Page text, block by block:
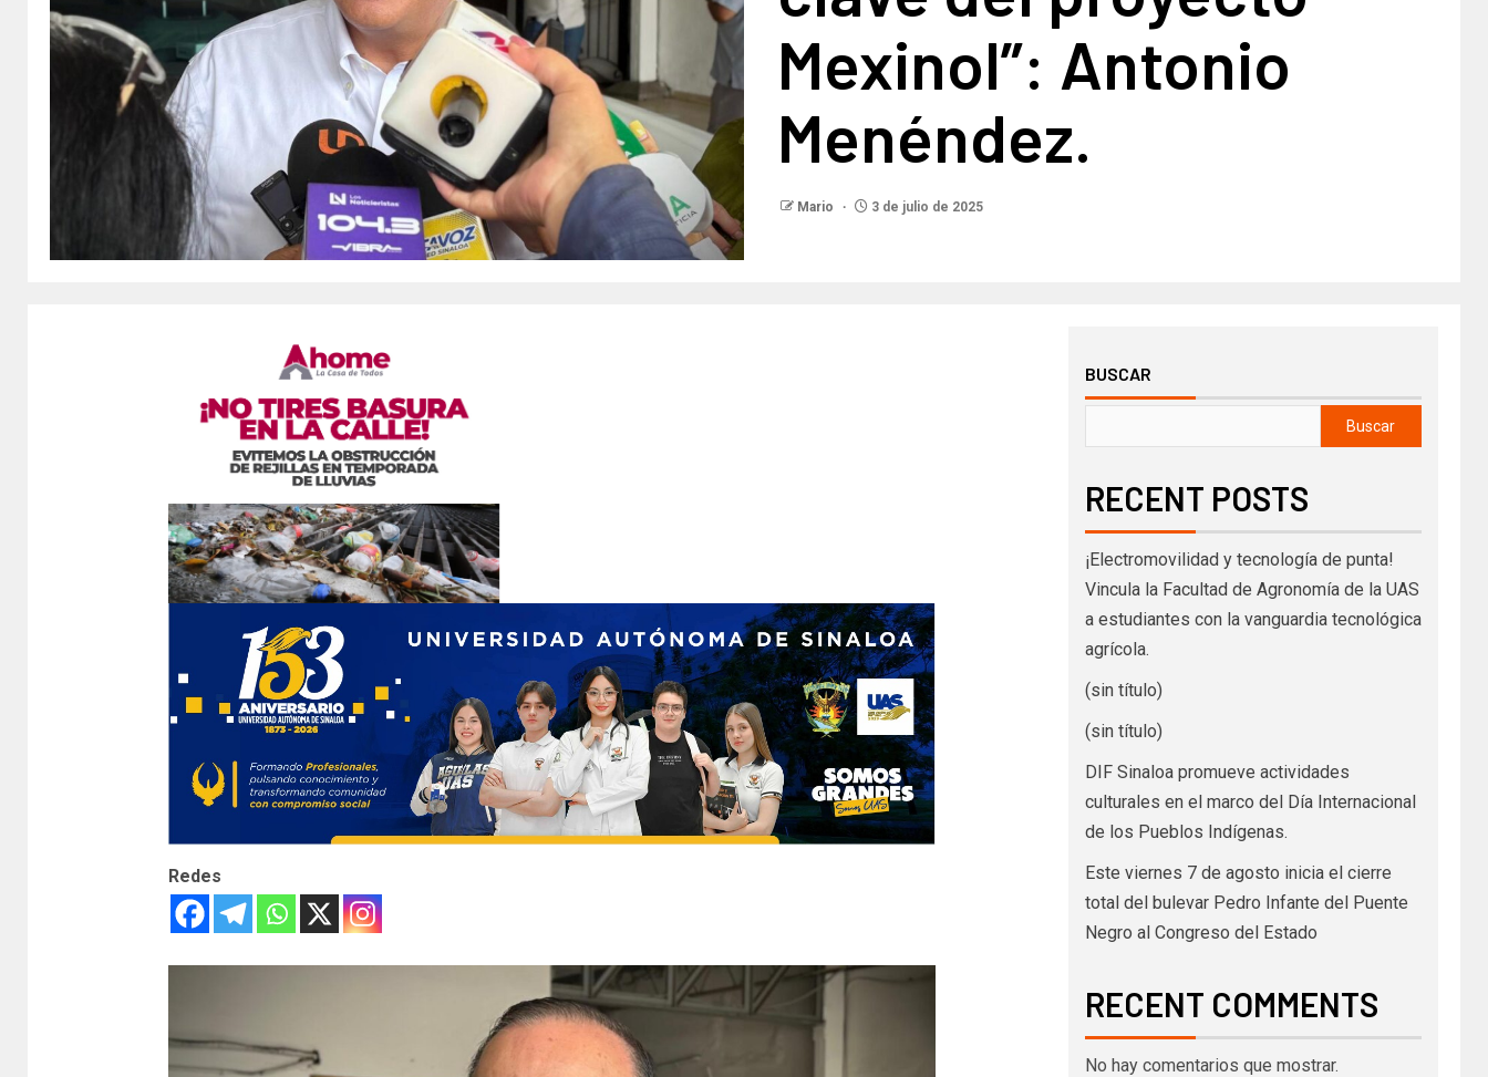
Mexinol”: Antonio
Menéndez.
Mario 3 de julio de 2025
Redes
BUSCAR
Buscar
RECENT POSTS
¡Electromovilidad y tecnología de punta!
Vincula la Facultad de Agronomía de la UAS
a estudiantes con la vanguardia tecnológica
agrícola.
(sin título)
(sin título)
DIF Sinaloa promueve actividades
culturales en el marco del Día Internacional
de los Pueblos Indígenas.
Este viernes 7 de agosto inicia el cierre
total del bulevar Pedro Infante del Puente
Negro al Congreso del Estado
RECENT COMMENTS
No hay comentarios que mostrar.